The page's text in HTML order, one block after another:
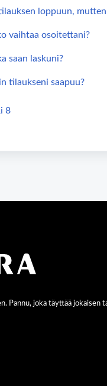
loppuun,
vaihtaa osoitettani?
saan laskuni?
tilaukseni saapuu?
8
Pannu, joka täyttää